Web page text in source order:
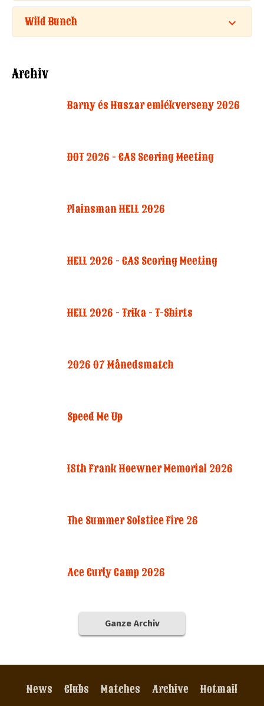
Wild Bunch
Archiv
Barny és Huszar emlékverseny 2026
DOT 2026 - CAS Scoring Meeting
Plainsman HELL 2026
HELL 2026 - CAS Scoring Meeting
HELL 2026 - Trika - T-Shirts
2026 07 Månedsmatch
Speed Me Up
18th Frank Hoewner Memorial 2026
The Summer Solstice Fire 26
Ace Curly Camp 2026
Ganze Archiv
News Clubs Matches Archive Hotmail